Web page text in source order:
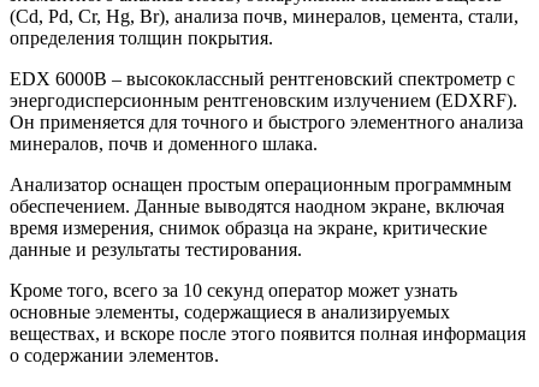
(Cd, Pd, Cr, Hg, Br), анализа почв, минералов, цемента, стали,
определения толщин покрытия.
EDX 6000B – высококлассный рентгеновский спектрометр с
энергодисперсионным рентгеновским излучением (EDXRF).
Он применяется для точного и быстрого элементного анализа
минералов, почв и доменного шлака.
Анализатор оснащен простым операционным программным
обеспечением. Данные выводятся наодном экране, включая
время измерения, снимок образца на экране, критические
данные и результаты тестирования.
Кроме того, всего за 10 секунд оператор может узнать
основные элементы, содержащиеся в анализируемых
веществах, и вскоре после этого появится полная информация
о содержании элементов.